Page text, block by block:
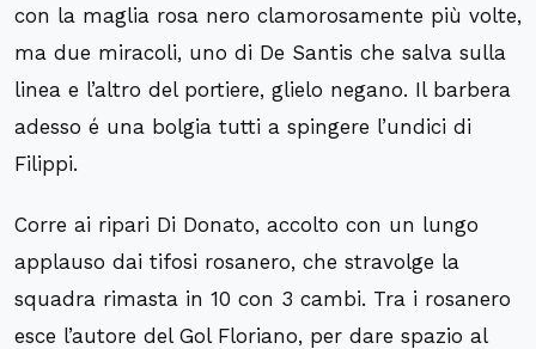
con la maglia rosa nero clamorosamente più volte,
ma due miracoli, uno di De Santis che salva sulla
linea e l’altro del portiere, glielo negano. Il barbera
adesso é una bolgia tutti a spingere l’undici di
Filippi.
Corre ai ripari Di Donato, accolto con un lungo
applauso dai tifosi rosanero, che stravolge la
squadra rimasta in 10 con 3 cambi. Tra i rosanero
esce l’autore del Gol Floriano, per dare spazio al